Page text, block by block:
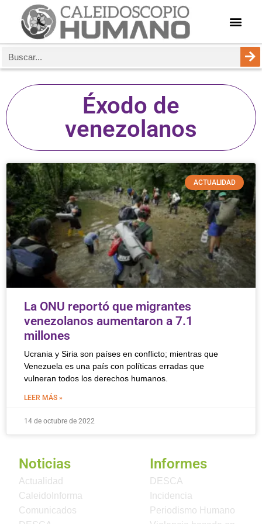
Éxodo de
venezolanos
ACTUALIDAD
La ONU reportó que migrantes
venezolanos aumentaron a 7.1
millones
Ucrania y Siria son países en conflicto; mientras que
Venezuela es una país con políticas erradas que
vulneran todos los derechos humanos.
LEER MÁS »
14 de octubre de 2022
Noticias
Actualidad
CaleidoInforma
Comunicados
Informes
DESCA
Incidencia
Periodismo Humano